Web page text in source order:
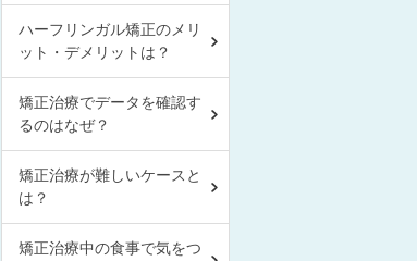
ハーフリンガル矯正のメリ
ット・デメリットは？
矯正治療でデータを確認す
るのはなぜ？
矯正治療が難しいケースと
は？
矯正治療中の食事で気をつ